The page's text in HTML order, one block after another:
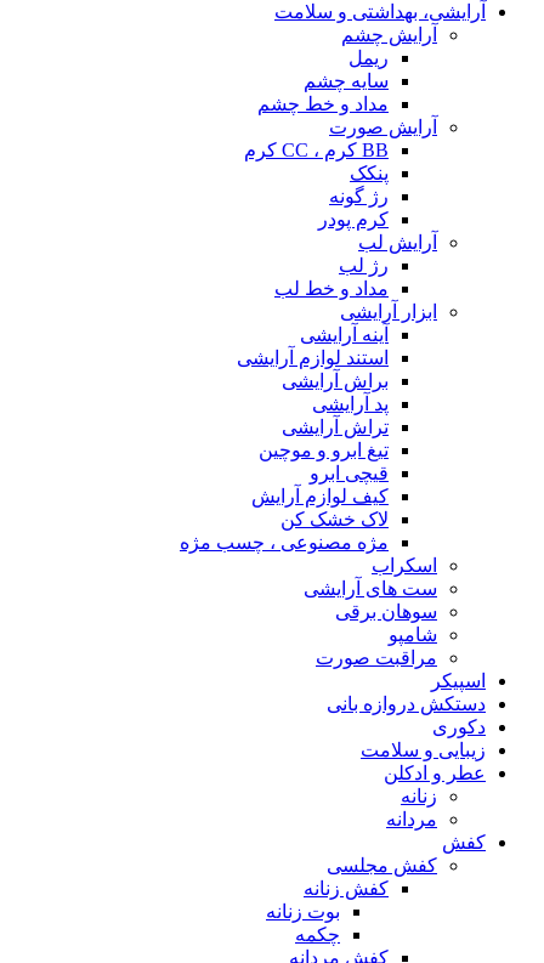
آرایشی، بهداشتی و سلامت
آرایش چشم
ریمل
سایه چشم
مداد و خط چشم
آرایش صورت
BB کرم ، CC کرم
پنکک
رژ گونه
کرم پودر
آرایش لب
رژ لب
مداد و خط لب
ابزار آرایشی
آینه آرایشی
استند لوازم آرایشی
براش آرایشی
پد آرایشی
تراش آرایشی
تیغ ابرو و موچین
قیچی ابرو
کیف لوازم آرایش
لاک خشک کن
مژه مصنوعی ، چسب مژه
اسکراب
ست های آرایشی
سوهان برقی
شامپو
مراقبت صورت
اسپیکر
دستکش دروازه بانی
دکوری
زیبایی و سلامت
عطر و ادکلن
زنانه
مردانه
کفش
کفش مجلسی
کفش زنانه
بوت زنانه
چکمه
کفش مردانه